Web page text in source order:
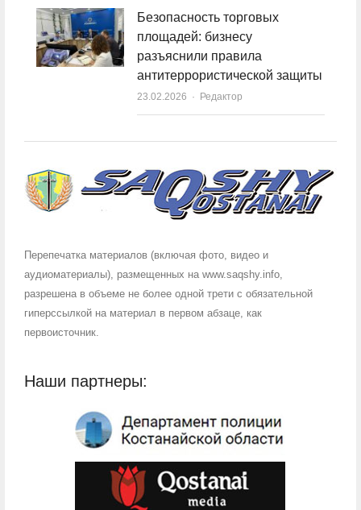
Безопасность торговых
площадей: бизнесу
разъяснили правила
антитеррористической защиты
23.02.2026 Author
Редактор
Перепечатка материалов (включая фото, видео и
аудиоматериалы), размещенных на www.saqshy.info,
разрешена в объеме не более одной трети с обязательной
гиперссылкой на материал в первом абзаце, как
первоисточник.
Наши партнеры: